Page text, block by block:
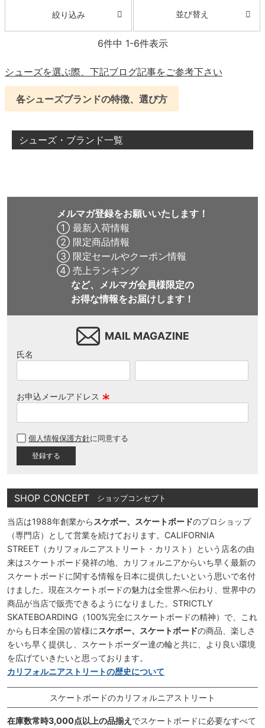
絞り込み 並び替え
6件中 1-6件表示
シューズを選ぶ際、下記ブログ記事をご参考下さい
各シューズブランドの特徴、選び方
シューズ・ブランド一覧
メルマガ登録をお願いいたします！
① 最新入荷情報
② 限定商品情報
③ 限定セールやクーポン情報
④ 売上ランキング
など、メルマガ会員様限定の
お得な情報をお届けします！
MAIL MAGAZINE
氏名
お申込メールアドレス
須
個人情報保護方針に同意する
SHOP CONCEPT ショップコンセプト
当店は1988年創業から スケボー、スケートボードのプロショップ
（専門店）として営業を続けております。CALIFORNIA
STREET（カリフォルニアストリート・カリスト）という店名の由
来はスケートボード発祥の地、カリフォルニアからいち早く最新の
スケートボードに関する情報を日本に提供したいという思いで名付
けました。現在スケートボードの魅力は全世界へ伝わり、世界中の
商品が当店で販売できるようになりました。STRICTLY
SKATEBOARDING（100%完全にスケートボードの精神）で、これ
からも日本全国の皆様に スケボー、スケートボードの商品、楽しさ
をいち早く提供し、スケートボーダー達の輪と共に、より良い環境
を広げていきたいと思っております。
カリフォルニアストリートの歴史について
スケートボードのカリフォルニアストリート
在庫数常時3,000点以上の品揃え でスケートボードに必要なすべて